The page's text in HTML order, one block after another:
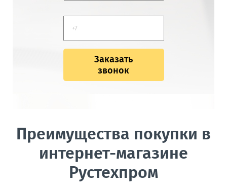
Заказать
звонок
Преимущества покупки в
интернет-магазине
Рустехпром